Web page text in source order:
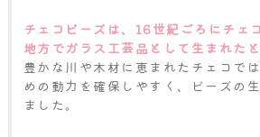
チェコビーズは、16世紀ごろにチェ
地方でガラス工芸品として生まれた
豊かな川や木材に恵まれたチェコで
めの動力を確保しやすく、ビーズの
ました。